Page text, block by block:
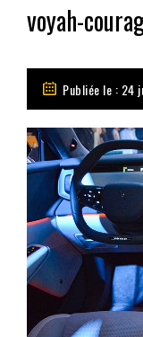
voyah-
Publiée le : 24